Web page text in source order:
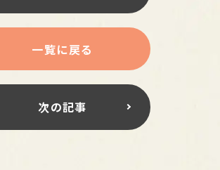
一覧に戻る
次の記事